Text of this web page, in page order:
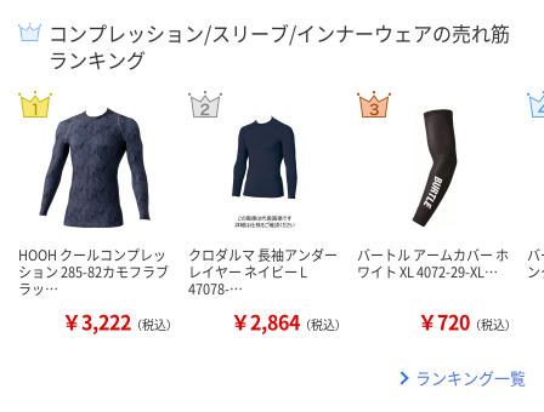
コンプレッション/スリーブ/インナーウェアの売れ筋
ランキング
HOOH クールコンプレッ
ション 285-82カモフラブ
ラッ…
￥3,222 （税込）
クロダルマ 長袖アンダー
レイヤー ネイビー L
47078-…
￥2,864 （税込）
バートル アームカバー ホ
ワイト XL 4072-29-XL…
￥720 （税込）
ランキング一覧